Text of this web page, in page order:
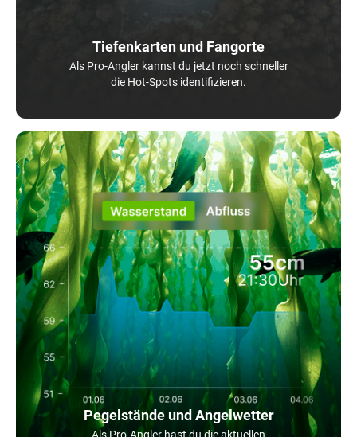
Tiefenkarten und Fangorte
Als Pro-Angler kannst du jetzt noch schneller
die Hot-Spots identifizieren.
Pegelstände und Angelwetter
Als Pro-Angler hast du die aktuellen